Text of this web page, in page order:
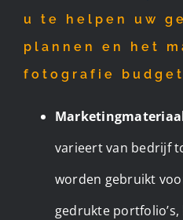
u te helpen uw
plannen en het
fotografie
varieert van bedrijf
worden gebruikt
gedrukte